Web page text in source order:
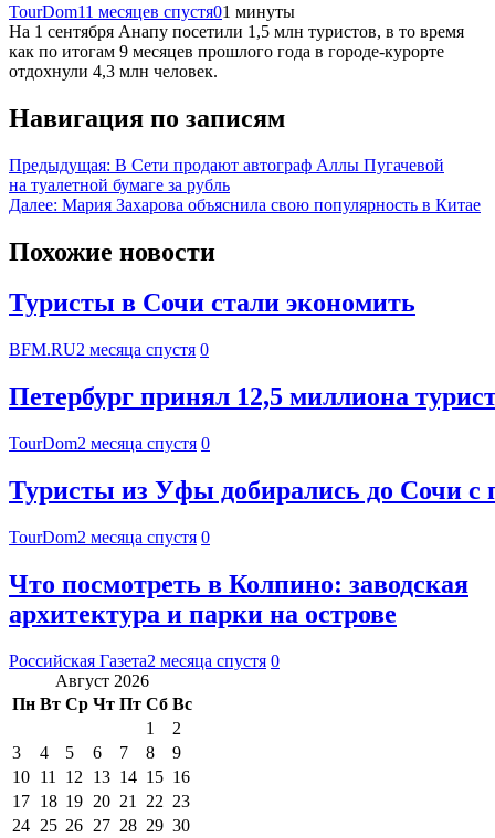
TourDom11 месяцев спустя01 минуты
На 1 сентября Анапу посетили 1,5 млн туристов, в то время
как по итогам 9 месяцев прошлого года в городе-курорте
отдохнули 4,3 млн человек.
Навигация по записям
Предыдущая: В Сети продают автограф Аллы Пугачевой
на туалетной бумаге за рубль
Далее: Мария Захарова объяснила свою популярность в Китае
Похожие новости
Туристы в Сочи стали экономить
BFM.RU2 месяца спустя 0
Петербург принял 12,5 миллиона
TourDom2 месяца спустя 0
Туристы из Уфы добирались до Сочи
TourDom2 месяца спустя 0
Что посмотреть в Колпино: заводская
архитектура и парки на острове
Российская Газета2 месяца спустя 0
Август 2026
Пн Вт Ср Чт Пт Сб Вс
1
2
3
4 5 6 7 8
9
10 11 12 13 14 15 16
17 18 19 20 21 22 23
24 25 26 27 28 29 30